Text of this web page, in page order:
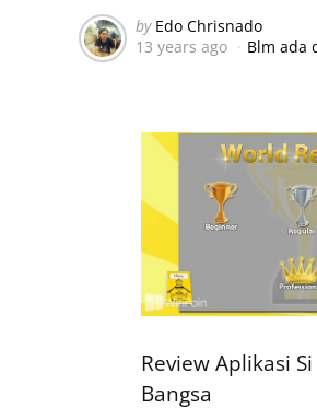
Posted
by
by Edo Chrisnado
13 years ago
Blm ada
Review Aplikasi
Bangsa